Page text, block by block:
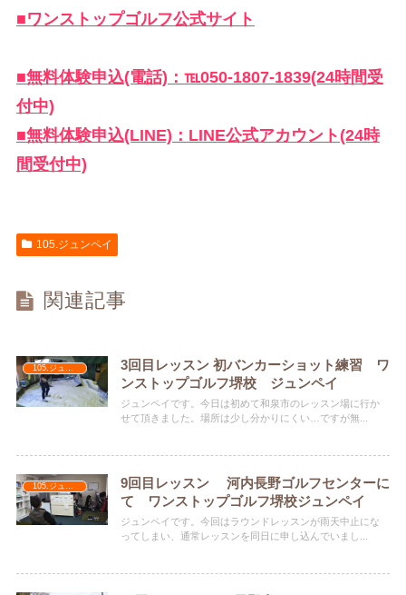
■ワンストップゴルフ公式サイト
■無料体験申込(電話)：℡050-1807-1839(24時間受
付中)
■無料体験申込(LINE)：LINE公式アカウント(24時
間受付中)
105.ジュンペイ
関連記事
3回目レッスン 初バンカーショット練習 ワ
ンストップゴルフ堺校 ジュンペイ
ジュンペイです。今日は初めて和泉市のレッスン場に行か
せて頂きました。場所は少し分かりにくい…ですが無...
105.ジュンペイ
9回目レッスン 河内長野ゴルフセンターに
て ワンストップゴルフ堺校ジュンペイ
ジュンペイです。今回はラウンドレッスンが雨天中止にな
ってしまい、通常レッスンを同日に申し込んでいまし...